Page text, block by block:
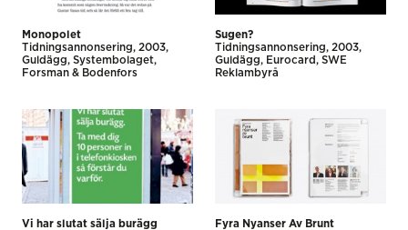
Monopolet
Tidnings­annonsering
2003
Guldägg
Systembolaget
Forsman & Bodenfors
Sugen?
Tidnings­annonsering
2003
Guldägg
Eurocard
SWE
Reklambyrå
Vi har slutat sälja burägg
Fyra Nyanser Av Brunt